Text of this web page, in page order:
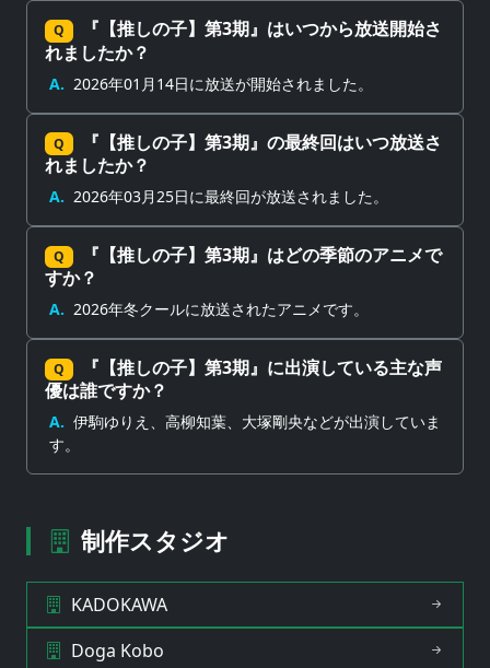
Q
『【推しの子】第3期』はいつから放送開始さ
れましたか？
A. 2026年01月14日に放送が開始されました。
Q
『【推しの子】第3期』の最終回はいつ放送さ
れましたか？
A. 2026年03月25日に最終回が放送されました。
Q
『【推しの子】第3期』はどの季節のアニメで
すか？
A. 2026年冬クールに放送されたアニメです。
Q
『【推しの子】第3期』に出演している主な声
優は誰ですか？
A. 伊駒ゆりえ、高柳知葉、大塚剛央などが出演していま
す。
制作スタジオ
KADOKAWA
Doga Kobo